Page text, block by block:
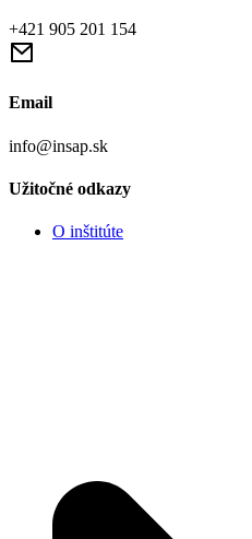
+421 905 201 154
Email
info@insap.sk
Užitočné odkazy
O inštitúte